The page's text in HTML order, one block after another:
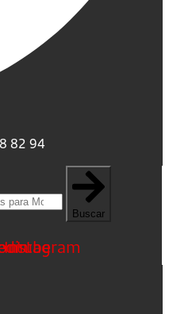
82 94
Buscar
Instagram